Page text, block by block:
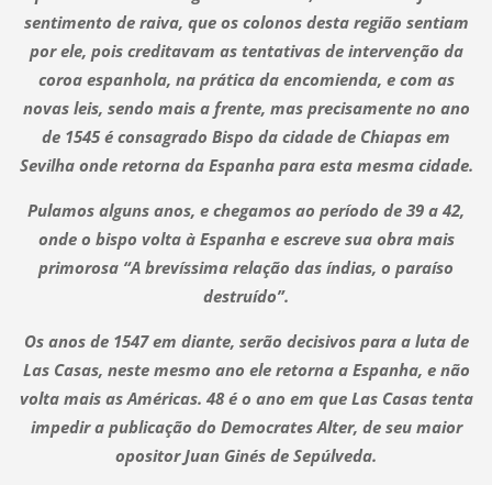
sentimento de raiva, que os colonos desta região sentiam
por ele, pois creditavam as tentativas de intervenção da
coroa espanhola, na prática da encomienda, e com as
novas leis, sendo mais a frente, mas precisamente no ano
de 1545 é consagrado Bispo da cidade de Chiapas em
Sevilha onde retorna da Espanha para esta mesma cidade.
Pulamos alguns anos, e chegamos ao período de 39 a 42,
onde o bispo volta à Espanha e escreve sua obra mais
primorosa “A brevíssima relação das índias, o paraíso
destruído”.
Os anos de 1547 em diante, serão decisivos para a luta de
Las Casas, neste mesmo ano ele retorna a Espanha, e não
volta mais as Américas. 48 é o ano em que Las Casas tenta
impedir a publicação do Democrates Alter, de seu maior
opositor Juan Ginés de Sepúlveda.